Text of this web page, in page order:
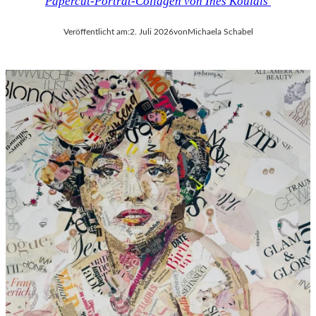
Veröffentlicht am:2. Juli 2026vonMichaela Schabel